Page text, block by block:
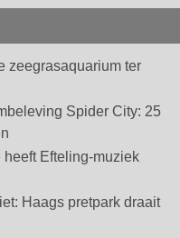
zeegrasaquarium ter
Spider City: 25
Efteling-muziek
Haags pretpark draait